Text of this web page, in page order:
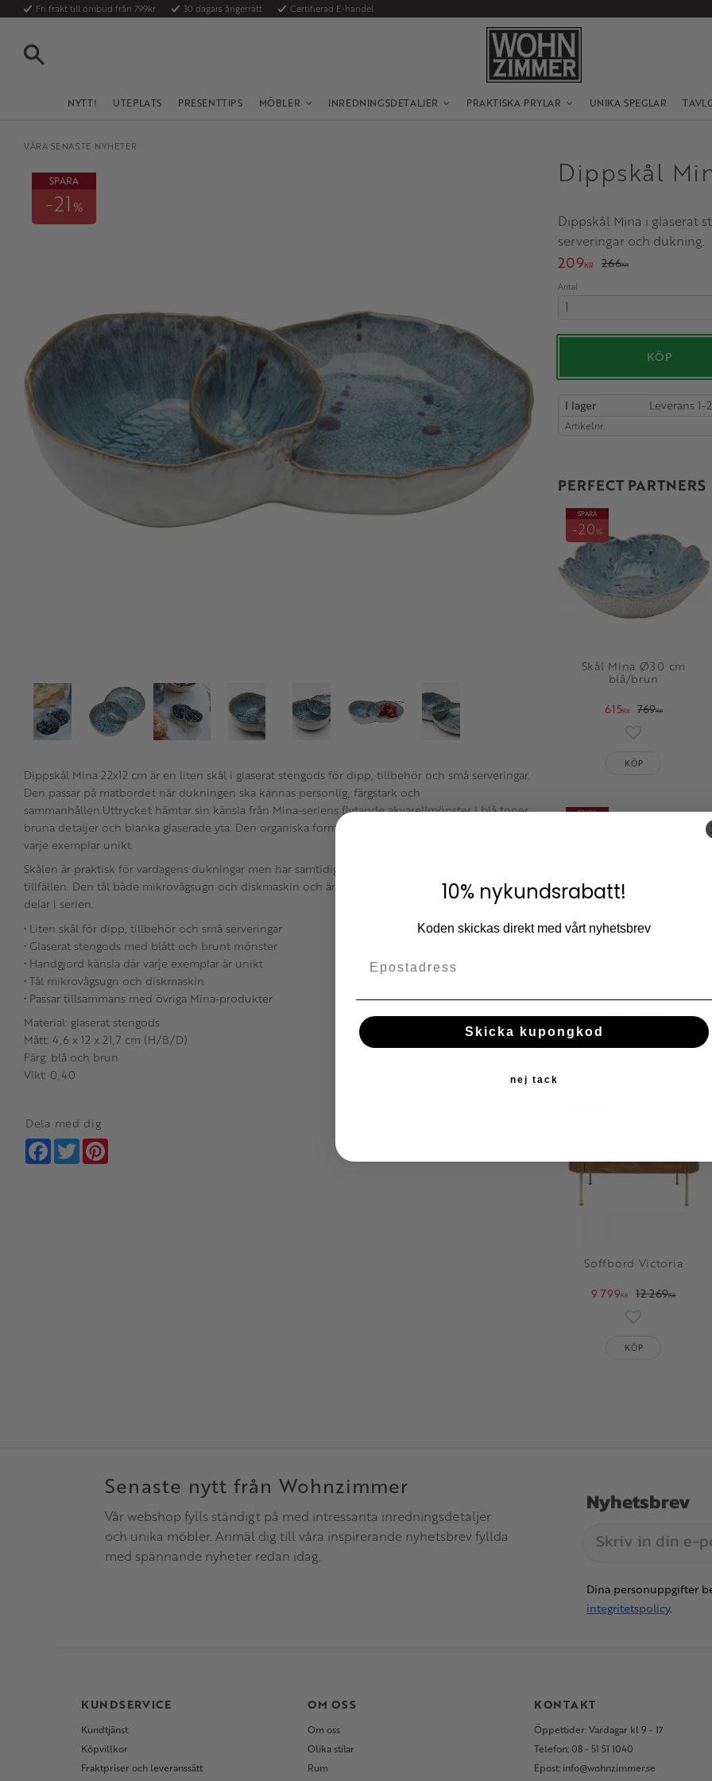
Fri frakt till ombud från 799kr 30 dagars ångerrätt Certifierad E-handel
NYTT! UTEPLATS PRESENTTIPS MÖBLER INREDNINGSDETALJER PRAKTISKA PRYLAR UNIKA SPEGLAR
VÅRA SENASTE NYHETER
Dippskål
Dippskål Mina i glaserat
serveringar och dukning.
SPARA
21 %
Nedsatt pris:
209KR Ordinarie pris:
266KR
Antal
KÖP
I lager
Artikelnr
PERFECT PARTNERS
Skål Mina Ø30 cm
blå/brun
615KR 769KR
SPARA
20%
KÖP
SPARA
Lägg till i
Soffbord Victoria
9 799KR 12 269KR
Lägg till i
KÖP
Dippskål Mina 22x12 cm är en liten skål i glaserat stengods för dipp, tillbehör och små serveringar.
Den passar på matbordet när dukningen ska kännas personlig, färgstark och
sammanhållen.Uttrycket hämtar sin känsla från Mina-seriens flytande akvarellmönster i blå toner,
bruna detaljer och blanka glaserade yta. Den organiska formen och den handgjorda känslan gör
varje exemplar unikt.
Skålen är praktisk för vardagens dukningar men har samtidigt ett dekorativt uttryck för festligare
tillfällen. Den tål både mikrovågsugn och diskmaskin och är enkel att kombinera med övriga
delar i serien.
• Liten skål för dipp, tillbehör och små serveringar
• Glaserat stengods med blått och brunt mönster
• Handgjord känsla där varje exemplar är unikt
• Tål mikrovågsugn och diskmaskin
• Passar tillsammans med övriga Mina-produkter
Material: glaserat stengods
Mått: 4,6 x 12 x 21,7 cm (H/B/D)
Färg: blå och brun
Vikt: 0,40
Dela med dig
Facebook
Twitter
Senaste nytt från Wohnzimmer
Vår webshop fylls ständigt på med intressanta inredningsdetaljer
och unika möbler. Anmäl dig till våra inspirerande nyhetsbrev fyllda
med spännande nyheter redan idag.
Nyhetsbrev
Dina personuppgifter
integritetspolicy.
KUNDSERVICE
Kundtjänst
Köpvillkor
Fraktpriser och leveranssätt
OM OSS
Om oss
Olika stilar
Rum
KONTAKT
Öppettider: Vardagar kl 9 - 17
Telefon: 08 - 51 51 1040
Epost: info@wohnzimmer.se
10% nykundsrabatt!
Koden skickas direkt med vårt nyhetsbrev
Skicka kupongkod
nej tack